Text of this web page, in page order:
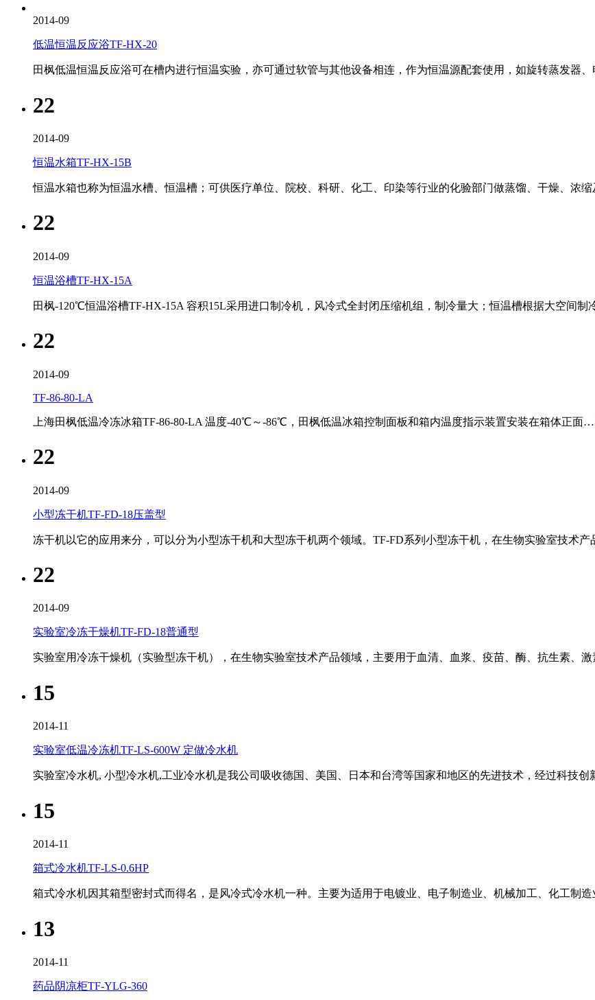
2014-09
低温恒温反应浴TF-HX-20
田枫低温恒温反应浴可在槽内进行恒温实验，亦可通过软管与其他设备相连，作为恒温源配套使用，如旋转蒸发器
22
2014-09
恒温水箱TF-HX-15B
恒温水箱也称为恒温水槽、恒温槽；可供医疗单位、院校、科研、化工、印染等行业的化验部门做蒸馏、干燥、浓
22
2014-09
恒温浴槽TF-HX-15A
田枫-120℃恒温浴槽TF-HX-15A 容积15L采用进口制冷机，风冷式全封闭压缩机组，制冷量大；恒温槽根据大空间制
22
2014-09
TF-86-80-LA
上海田枫低温冷冻冰箱TF-86-80-LA 温度-40℃～-86℃，田枫低温冰箱控制面板和箱内温度指示装置安装在箱体正面…
22
2014-09
小型冻干机TF-FD-18压盖型
冻干机以它的应用来分，可以分为小型冻干机和大型冻干机两个领域。TF-FD系列小型冻干机，在生物实验室技术
22
2014-09
实验室冷冻干燥机TF-FD-18普通型
实验室用冷冻干燥机（实验型冻干机），在生物实验室技术产品领域，主要用于血清、血浆、疫苗、酶、抗生素、
15
2014-11
实验室低温冷冻机TF-LS-600W 定做冷水机
实验室冷水机, 小型冷水机,工业冷水机是我公司吸收德国、美国、日本和台湾等国家和地区的先进技术，经过科技
15
2014-11
箱式冷水机TF-LS-0.6HP
箱式冷水机因其箱型密封式而得名，是风冷式冷水机一种。主要为适用于电镀业、电子制造业、机械加工、化工制
13
2014-11
药品阴凉柜TF-YLG-360